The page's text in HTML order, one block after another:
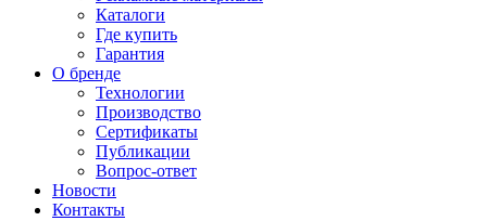
Каталоги
Где купить
Гарантия
О бренде
Технологии
Производство
Сертификаты
Публикации
Вопрос-ответ
Новости
Контакты